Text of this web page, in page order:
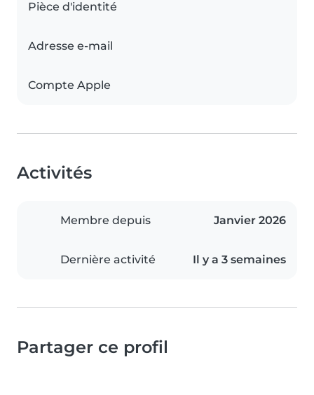
Pièce d'identité
Adresse e-mail
Compte Apple
Activités
Membre depuis Janvier 2026
Dernière activité Il y a 3 semaines
Partager ce profil